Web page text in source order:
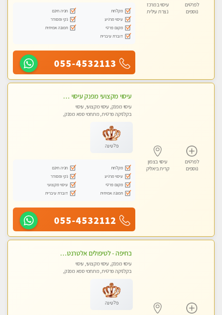
לפרטים
נוספים
עיסוי במרכז
נצרת עילית
מקלחת
חניה חינם
עיסוי מרגיע
נקי ומסודר
מקום פרטי
תמונה אמיתית
דוברת עיברית
055-4532113
לפרטים
נוספים
עיסוי בצפון
קרית ביאליק
עיסוי מקצועי מפנק עיסוי עם אבנים חמות. מעסה עם תעודות. טיפול מרגיע משוחרר באווירה נעימה נקיה ומסודרת. יש חניה ומקלחת
עיסוי מפנק, עיסוי מקצועי, עיסוי
בקלניקה פרטית, מתחמי ספא מפנק,
פלטינה
מקלחת
חניה חינם
עיסוי מרגיע
נקי ומסודר
מקום פרטי
עיסוי מקצועי
תמונה אמיתית
דוברת עיברית
055-4532112
בחיפה - לטיפולים אלטרנטיביים לעיסוי מרגיע ומפנק VIP-מומלץ לחלוטין! פרטי! ​​​​​​ Highly recommended-לקביעת תור נא להתקשר ....
עיסוי מפנק, עיסוי מקצועי, עיסוי
בקלניקה פרטית, מתחמי ספא מפנק,
פלטינה